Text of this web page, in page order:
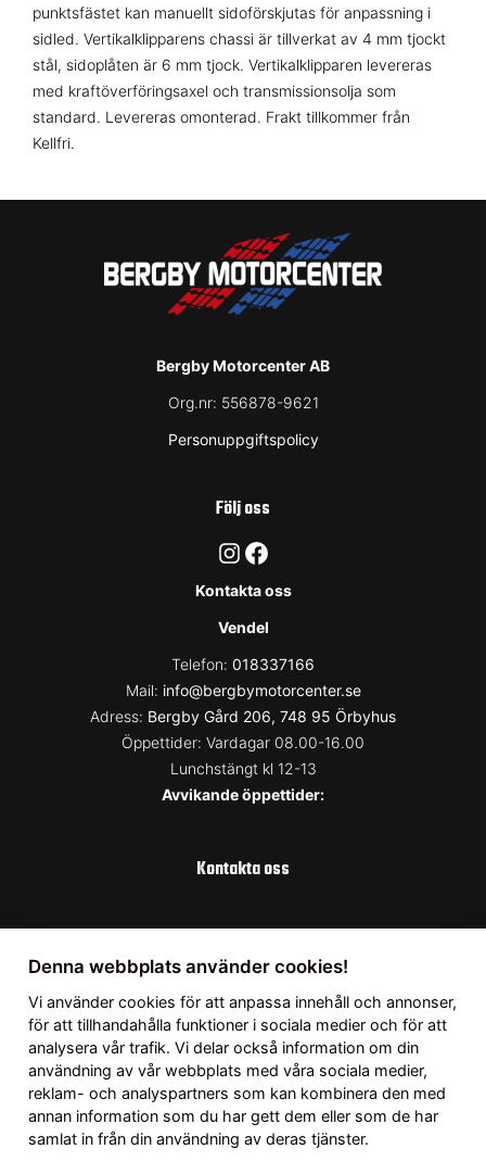
punktsfästet kan manuellt sidoförskjutas för anpassning i
sidled. Vertikalklipparens chassi är tillverkat av 4 mm tjockt
stål, sidoplåten är 6 mm tjock. Vertikalklipparen levereras
med kraftöverföringsaxel och transmissionsolja som
standard. Levereras omonterad. Frakt tillkommer från
Kellfri.
Bergby Motorcenter AB
Org.nr: 556878-9621
Personuppgiftspolicy
Följ oss
Instagram
Facebook
Kontakta oss
Vendel
Telefon: 018337166
Mail: info@bergbymotorcenter.se
Adress: Bergby Gård 206, 748 95 Örbyhus
Öppettider: Vardagar 08.00-16.00
Lunchstängt kl 12-13
Avvikande öppettider:
Kontakta oss
Uppsala
Telefon:018337166
Mail:info@bergbymotorcenter.se
Adress: Fullerö 123, 755 94 Uppsala
Öppettider: Vardagar 08.00-17.00
Lördag 10.00-14.00
Avvikande öppettider:
Denna webbplats använder cookies!
Vi använder cookies för att anpassa innehåll och annonser,
för att tillhandahålla funktioner i sociala medier och för att
analysera vår trafik. Vi delar också information om din
användning av vår webbplats med våra sociala medier,
reklam- och analyspartners som kan kombinera den med
annan information som du har gett dem eller som de har
samlat in från din användning av deras tjänster.